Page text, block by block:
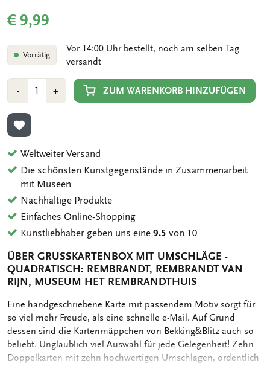
€ 9,99
Vorrätig
Vor 14:00 Uhr bestellt, noch am selben Tag
versandt
-Min
1
Anzahl
+Plus
1
ZUM WARENKORB HINZUFÜGEN
ZUR WUNSCHLISTE HINZUFÜGEN
Weltweiter Versand
Die schönsten Kunstgegenstände in Zusammenarbeit
mit Museen
Nachhaltige Produkte
Einfaches Online-Shopping
Kunstliebhaber geben uns eine9.5 von 10
ÜBER GRUSSKARTENBOX MIT UMSCHLÄGE - Q
UADRATISCH: REMBRANDT, REMBRANDT VAN R
IJN, MUSEUM HET REMBRANDTHUIS
OMSCHRIJVING
Eine handgeschriebene Karte mit passendem Motiv sorgt für
so viel mehr Freude, als eine schnelle e-Mail. Auf Grund
dessen sind die Kartenmäppchen von Bekking&Blitz auch so
beliebt. Unglaublich viel Auswahl für jede Gelegenheit! Zehn
Doppelkarten mit zehn hochwertigen Umschlägen, ordentlich